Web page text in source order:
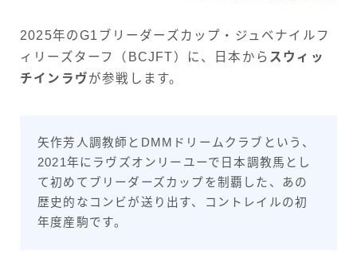
2025年のG1ブリーダーズカップ・ジュベナイルフ
ィリーズターフ（BCJFT）に、日本から スウィッ
チインラヴが参戦します。
矢作芳人調教師とDMMドリームクラブという、
2021年にラヴズオンリーユーで日本調教馬とし
て初めてブリーダーズカップを制覇した、あの
歴史的なコンビが送り出す、コントレイルの初
年度産駒です。